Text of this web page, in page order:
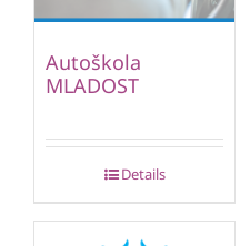
Autoškola
MLADOST
Details